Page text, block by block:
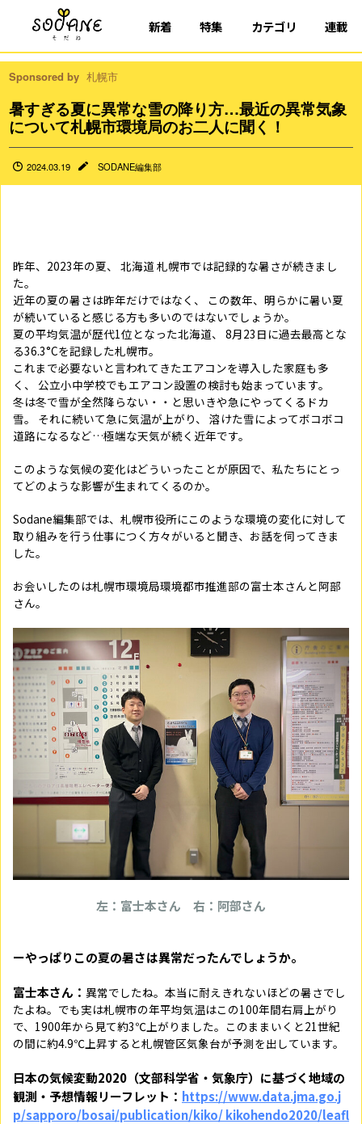
新着 特集 カテゴリ 連載
Sponsored by 札幌市
暑すぎる夏に異常な雪の降り方…最近の異常気象
について札幌市環境局のお二人に聞く！
2024.03.19 SODANE編集部
昨年、2023年の夏、 北海道 札幌市では記録的な暑さが続きまし
た。
近年の夏の暑さは昨年だけではなく、 この数年、明らかに暑い夏
が続いていると感じる方も多いのではないでしょうか。
夏の平均気温が歴代1位となった北海道、 8月23日に過去最高とな
る36.3°Cを記録した札幌市。
これまで必要ないと言われてきたエアコンを導入した家庭も多
く、 公立小中学校でもエアコン設置の検討も始まっています。
冬は冬で雪が全然降らない・・と思いきや急にやってくるドカ
雪。 それに続いて急に気温が上がり、 溶けた雪によってボコボコ
道路になるなど…極端な天気が続く近年です。
このような気候の変化はどういったことが原因で、私たちにとっ
てどのような影響が生まれてくるのか。
Sodane編集部では、札幌市役所にこのような環境の変化に対して
取り組みを行う仕事につく方々がいると聞き、お話を伺ってきま
した。
お会いしたのは札幌市環境局環境都市推進部の富士本さんと阿部
さん。
左：富士本さん 右：阿部さん
ーやっぱりこの夏の暑さは異常だったんでしょうか。
富士本さん： 異常でしたね。本当に耐えきれないほどの暑さでし
たよね。でも実は札幌市の年平均気温はこの100年間右肩上がり
で、1900年から見て約3℃上がりました。このままいくと21世紀
の間に約4.9℃上昇すると札幌管区気象台が予測を出しています。
日本の気候変動2020（文部科学省・気象庁）に基づく地域の
観測・予想情報リーフレット： https://www.data.jma.go.j
p/sapporo/bosai/publication/kiko/ kikohendo2020/leafl